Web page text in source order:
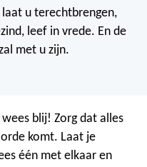
u terechtbrengen,
leef in vrede. En de
met u zijn.
blij! Zorg dat alles
komt. Laat je
één met elkaar en